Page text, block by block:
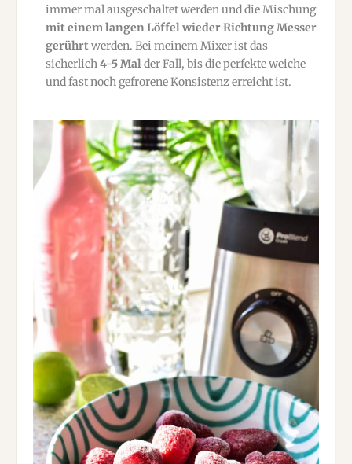
immer mal ausgeschaltet werden und die Mischung
mit einem langen Löffel wieder Richtung Messer
gerührtwerden. Bei meinem Mixer ist das
sicherlich4-5 Malder Fall, bis die perfekte weiche
und fast noch gefrorene Konsistenz erreicht ist.